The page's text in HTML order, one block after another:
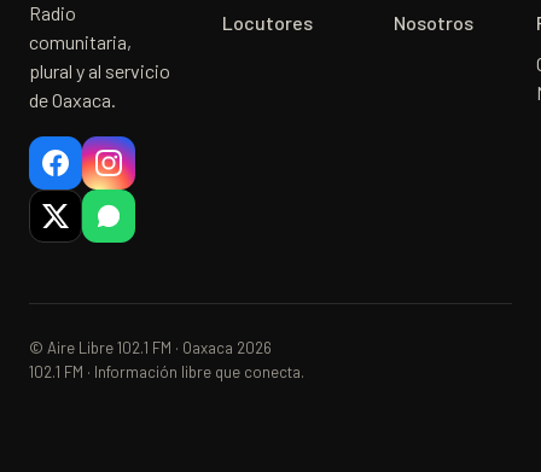
Radio
comunitaria,
plural y al servicio
de Oaxaca.
Locutores
Nosotros
© Aire Libre 102.1 FM · Oaxaca 2026
102.1 FM · Información libre que conecta.